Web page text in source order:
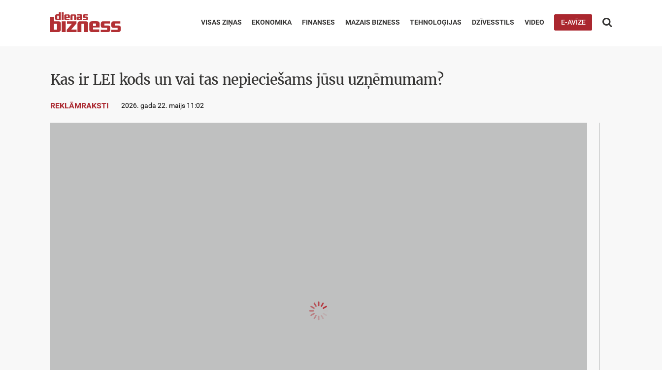
VISAS ZIŅAS EKONOMIKA FINANSES MAZAIS BIZNESS TEHNOLOĢIJAS DZĪVESSTILS VIDEO E-AVĪZE 
Kas ir LEI kods un vai tas nepieciešams jūsu uzņēmumam?
REKLĀMRAKSTI 2026. gada 22. maijs 11:02